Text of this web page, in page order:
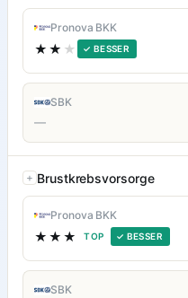
Pronova BKK
★★ ★ ✓ BESSER
SBK
—
Brustkrebsvorsorge
Pronova BKK
★★★ TOP ✓ BESSER
SBK